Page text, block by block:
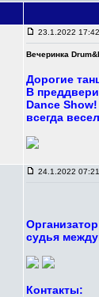
23.1.2022
Вечеринка
Дорогие
В
Dance
всегда
24.1.2022
судья
Контакты: